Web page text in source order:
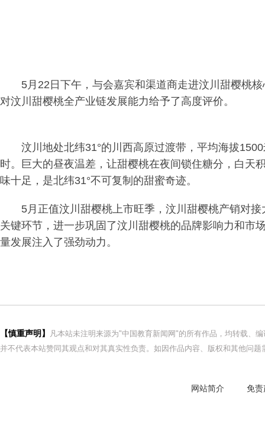
5月22日下午，与会嘉宾和渠道商走进汶川甜樱桃
对汶川甜樱桃全产业链发展能力给予了高度评价。
汶川地处北纬31°的川西高原过渡带，平均海拔
时。巨大的昼夜温差，让甜樱桃在夜间锁住糖分，白天
味十足，是北纬31°不可复制的甜蜜奇迹。
5月正值汶川甜樱桃上市旺季，汶川甜樱桃产销对
关键环节，进一步巩固了汶川甜樱桃的品牌影响力和市
量发展注入了强劲动力。
【慎重声明】
凡本站未注明来源为"中国教育新闻网"的所有作品，均转载、
并不代表本站赞同其观点和对其真实性负责。如因作品内容、版权和其他问
网站简介 免责